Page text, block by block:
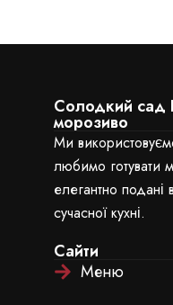
Солодкий сад
морозиво
Ми
любимо готувати
елегантно подані
сучасної кухні.
Сайти
Меню